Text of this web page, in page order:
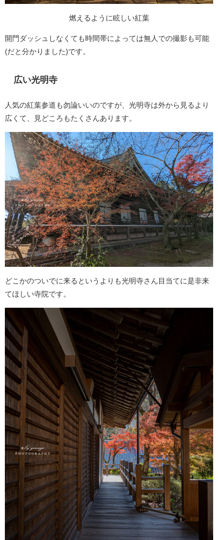
燃えるように眩しい紅葉
開門ダッシュしなくても時間帯によっては無人での撮影も可能
(だと分かりました)です。
広い光明寺
人気の紅葉参道も勿論いいのですが、光明寺は外から見るより
広くて、見どころもたくさんあります。
どこかのついでに来るというよりも光明寺さん目当てに是非来
てほしい寺院です。